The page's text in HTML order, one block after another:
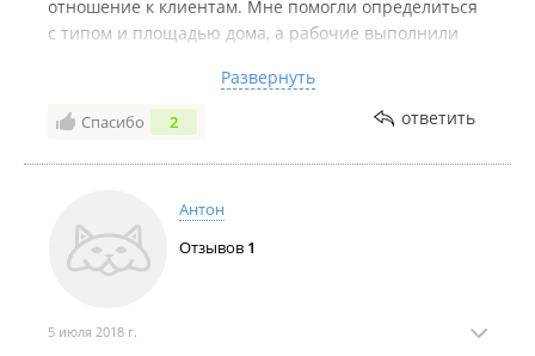
отношение к клиентам. Мне помогли определиться
с типом и площадью дома, а рабочие выполнили
дом построили очень быстро. Дом я выбрала с
одноэтажный с мансардой, но мне привычнее
говорить, что он двухэтажный. Эффект второго
этажа достигается за счет вместительной мансарды,
можно спокойно жить. Мансарда утеплена, так что
там комфортно, светло и не холодно. Также я
обратила внимание на высокий и прочный
потрескается и не просядет от дождей и холодов. За
Развернуть
Спасибо 2 ответить
Антон
Отзывов 1
5 июля 2018 г.